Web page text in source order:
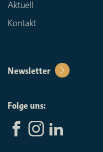
Aktuell
Kontakt
Newsletter
Folge uns: